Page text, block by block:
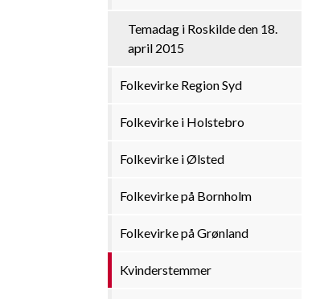
Temadag i Roskilde den 18.
april 2015
Folkevirke Region Syd
Folkevirke i Holstebro
Folkevirke i Ølsted
Folkevirke på Bornholm
Folkevirke på Grønland
Kvinderstemmer